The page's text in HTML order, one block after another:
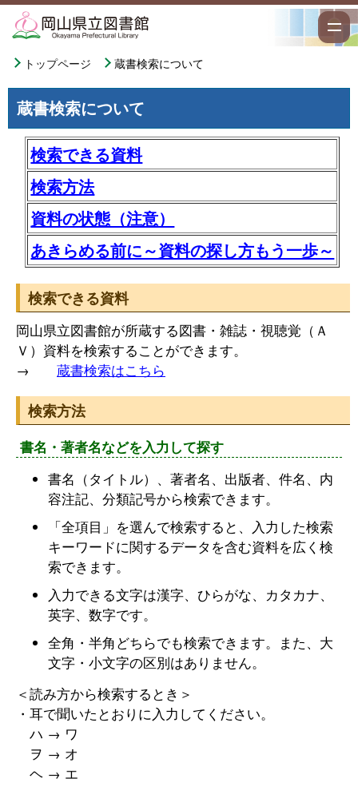
トップページ 蔵書検索について
蔵書検索について
検索できる資料
検索方法
資料の状態（注意）
あきらめる前に～資料の探し方もう一歩～
検索できる資料
岡山県立図書館が所蔵する図書・雑誌・視聴覚（Ａ
Ｖ）資料を検索することができます。
→ 蔵書検索はこちら
検索方法
書名・著者名などを入力して探す
書名（タイトル）、著者名、出版者、件名、内
容注記、分類記号から検索できます。
「全項目」を選んで検索すると、入力した検索
キーワードに関するデータを含む資料を広く検
索できます。
入力できる文字は漢字、ひらがな、カタカナ、
英字、数字です。
全角・半角どちらでも検索できます。また、大
文字・小文字の区別はありません。
＜読み方から検索するとき＞
・耳で聞いたとおりに入力してください。
ハ → ワ
ヲ → オ
ヘ → エ